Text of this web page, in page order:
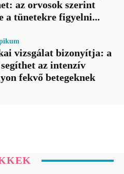
az orvosok szerint
a tünetekre figyelni...
vizsgálat bizonyítja: a
az intenzív
fekvő betegeknek